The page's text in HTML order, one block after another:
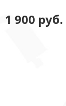
1 900 руб.